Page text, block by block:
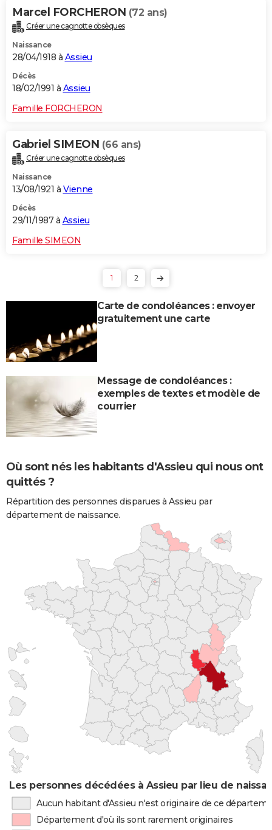
Marcel FORCHERON (72 ans)
Créer une cagnotte obsèques
Naissance
28/04/1918 à Assieu
Décès
18/02/1991 à Assieu
Famille FORCHERON
Gabriel SIMEON (66 ans)
Créer une cagnotte obsèques
Naissance
13/08/1921 à Vienne
Décès
29/11/1987 à Assieu
Famille SIMEON
1 2
Carte de condoléances : envoyer
gratuitement une carte
Message de condoléances :
exemples de textes et modèle de
courrier
Où sont nés les habitants d'Assieu qui nous ont
quittés ?
Répartition des personnes disparues à Assieu par
département de naissance.
Les personnes décédées à Assieu par lieu de
Aucun habitant d'Assieu n'est originaire de ce
Département d'où ils sont rarement originaires